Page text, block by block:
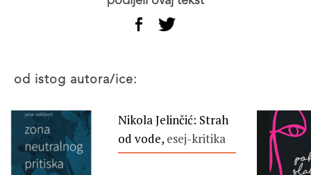
od istog autora/ice:
Nikola Jelinčić: Strah
od vode, esej-kritika